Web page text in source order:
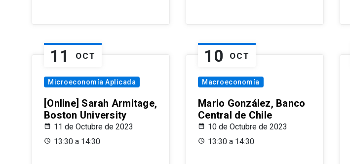
11 OCT
Microeconomía Aplicada
[Online] Sarah Armitage,
Boston University
11 de Octubre de 2023
13:30 a 14:30
10 OCT
Macroeconomía
Mario González, Banco
Central de Chile
10 de Octubre de 2023
13:30 a 14:30